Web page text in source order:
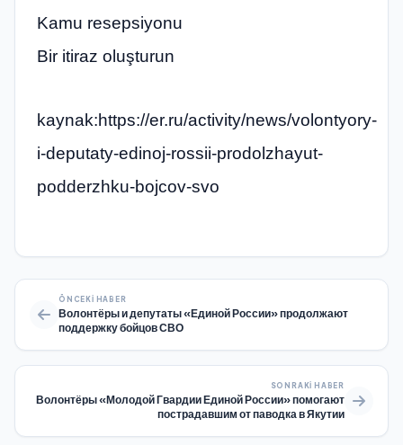
Kamu resepsiyonu
Bir itiraz oluşturun
kaynak:https://er.ru/activity/news/volontyory-
i-deputaty-edinoj-rossii-prodolzhayut-
podderzhku-bojcov-svo
ÖNCEKI HABER
Волонтёры и депутаты «Единой России» продолжают
поддержку бойцов СВО
SONRAKI HABER
Волонтёры «Молодой Гвардии Единой России» помогают
пострадавшим от паводка в Якутии